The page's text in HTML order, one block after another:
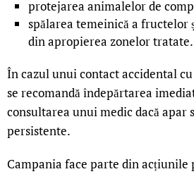
protejarea animalelor de
spălarea temeinică a fructelor
din apropierea zonelor tratate.
În cazul unui contact accidental
se recomandă îndepărtarea
consultarea unui medic dacă apar
persistente.
Campania face parte din acțiunile